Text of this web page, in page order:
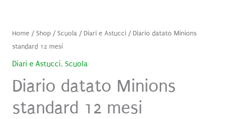
Home/ Shop/ Scuola/ Diari e Astucci/ Diario datato Minions
standard 12 mesi
Diari e Astucci, Scuola
Diario datato Minions
standard 12 mesi